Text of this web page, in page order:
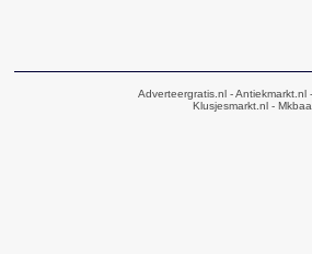
Adverteergratis.nl - Antiekmarkt.nl
Klusjesmarkt.nl-